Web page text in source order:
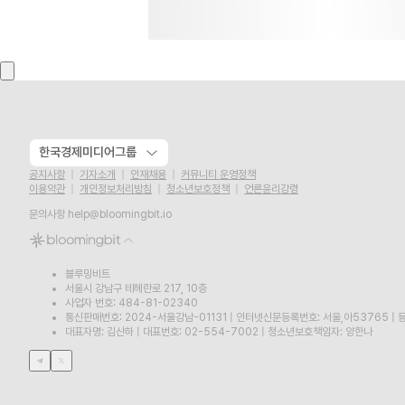
한국경제미디어그룹
공지사항 기자소개 인재채용
커뮤니티 운영정책
이용약관
개인정보처리방침 청소년보호정책
언론윤리강령
문의사항 help@bloomingbit.io
블루밍비트
서울시 강남구 테헤란로 217, 10층
사업자 번호: 484-81-02340
통신판매번호: 2024-서울강남-01131
인터넷신문등록번호: 서울,아53765
대표자명: 김산하
대표번호: 02-554-7002 청소년보호책임자: 양한나